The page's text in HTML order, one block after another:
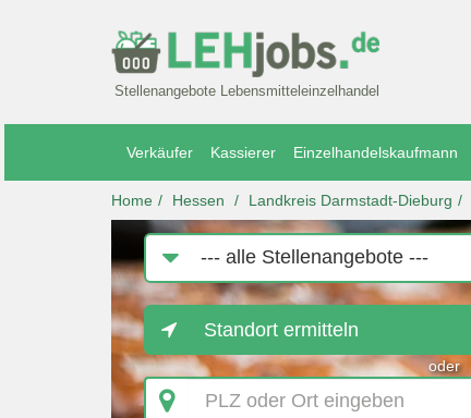
Stellenangebote Lebensmitteleinzelhandel
Verkäufer Kassierer Einzelhandelskaufmann
Home Hessen Landkreis Darmstadt-Dieburg
Job-
Kategorie
Standort ermitteln
oder
PLZ
oder